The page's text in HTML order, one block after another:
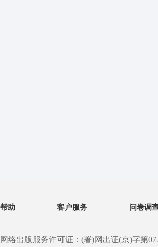
帮助 客户服务 问卷调
网络出版服务许可证：(署)网出证(京)字第